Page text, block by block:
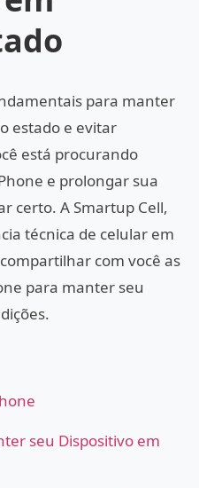
para manter
estado e evitar
está procurando
e prolongar sua
certo. A Smartup Cell,
técnica de celular em
com você as
para manter seu
seu Dispositivo em